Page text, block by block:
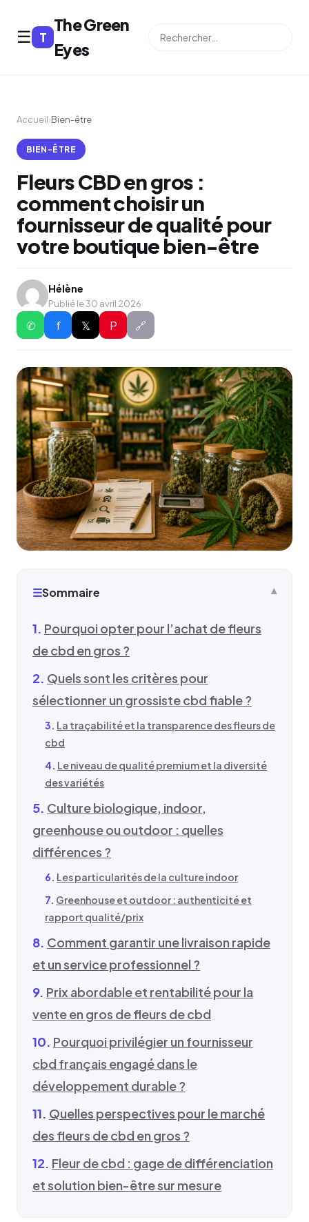
☰ T
The Green
Eyes
Accueil›Bien-être
BIEN-ÊTRE
Fleurs CBD en gros :
comment choisir un
fournisseur de qualité pour
votre boutique bien-être
Hélène
Publié le 30 avril 2026
✆ f 𝕏 P 🔗
☰Sommaire
Pourquoi opter pour l’achat de fleurs
de cbd en gros ?
Quels sont les critères pour
sélectionner un grossiste cbd fiable ?
La traçabilité et la transparence des fleurs de
cbd
Le niveau de qualité premium et la diversité
des variétés
Culture biologique, indoor,
greenhouse ou outdoor : quelles
différences ?
Les particularités de la culture indoor
Greenhouse et outdoor : authenticité et
rapport qualité/prix
Comment garantir une livraison rapide
et un service professionnel ?
Prix abordable et rentabilité pour la
vente en gros de fleurs de cbd
Pourquoi privilégier un fournisseur
cbd français engagé dans le
développement durable ?
Quelles perspectives pour le marché
des fleurs de cbd en gros ?
Fleur de cbd : gage de différenciation
et solution bien-être sur mesure